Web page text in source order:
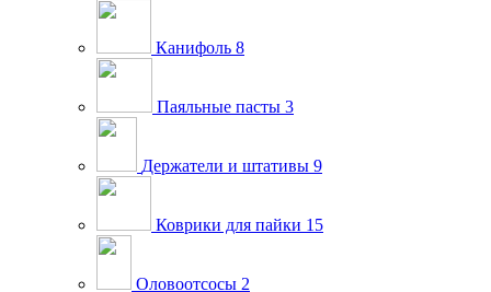
Канифоль 8
Паяльные пасты 3
Держатели и штативы 9
Коврики для пайки 15
Оловоотсосы 2